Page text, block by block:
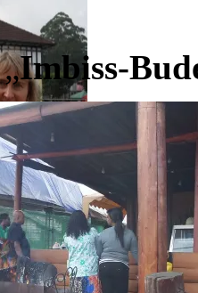
Imbiss-